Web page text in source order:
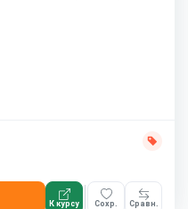
К курсу Сохр. Сравн.